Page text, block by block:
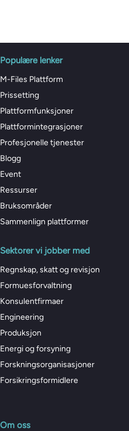
Populære lenker
M-Files Plattform
Prissetting
Plattformfunksjoner
Plattformintegrasjoner
Profesjonelle tjenester
Blogg
Event
Ressurser
Bruksområder
Sammenlign plattformer
Sektorer vi jobber med
Regnskap, skatt og revisjon
Formuesforvaltning
Konsulentfirmaer
Engineering
Produksjon
Energi og forsyning
Forskningsorganisasjoner
Forsikringsformidlere
Om oss